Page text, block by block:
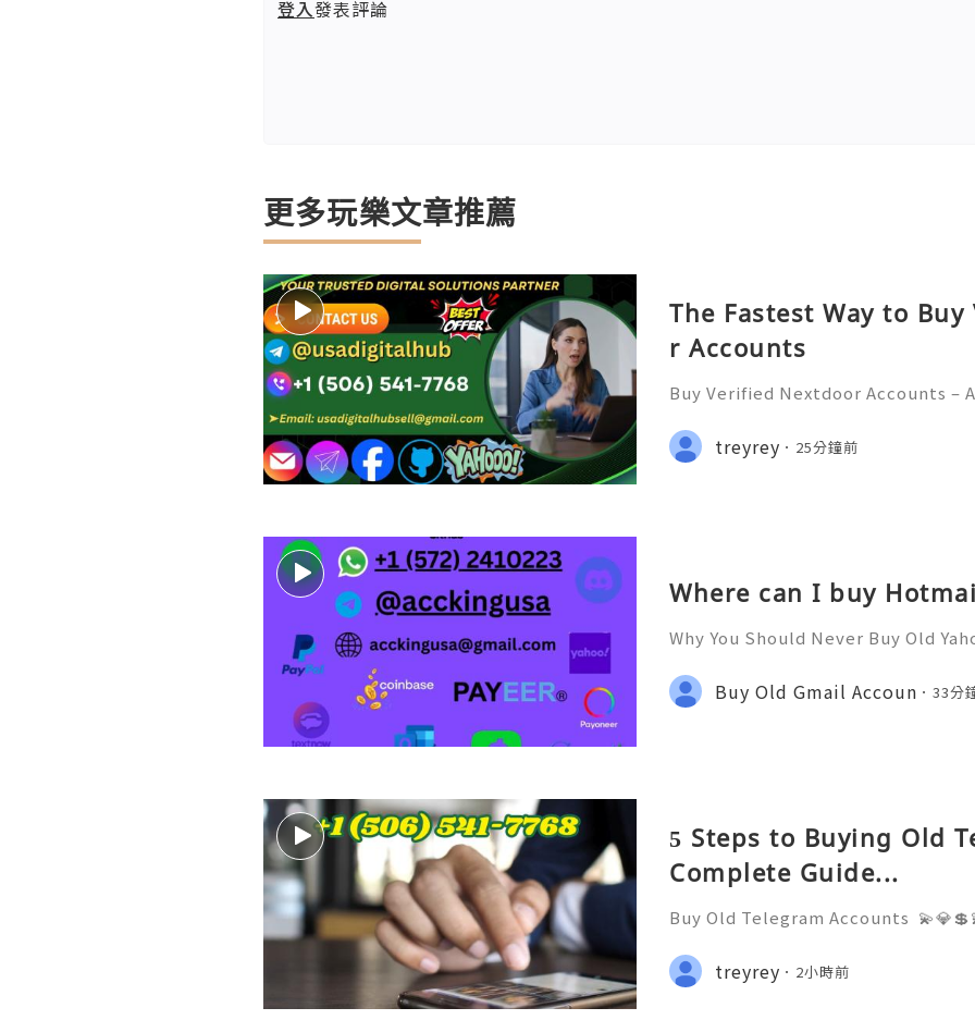
登入發表評論
更多玩樂文章推薦
The Fastest Way to
r Accounts
Buy Verified Nextdoor Accounts –
026) 💫💎💲💫🌐✨💎Fast &
💎💲💫🌐✨💎WhatsApp :+1 (506)
treyrey 25分鐘前
Where can I buy
Why You Should Never Buy Old
onal communication, business
ccount recovery. Because of
Buy Old Gmail Accoun 33分
5 Steps to Buying Old
Complete Guide...
Buy Old Telegram Accounts
7768 💫💎💲💫🌐✨💎Telegram:
iscord: usadigitalhub
treyrey 2小時前